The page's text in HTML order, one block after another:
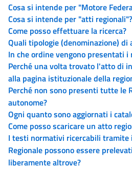
Cosa si intende per "Motore
Cosa si intende per "atti regionali"?
Come posso effettuare la ricerca?
Quali tipologie (denominazione)
In che ordine vengono presentati
Perché una volta trovato l'atto di
alla pagina istituzionale della
Perché non sono presenti tutte le
autonome?
Ogni quanto sono aggiornati i
Come posso scaricare un atto
I testi normativi ricercabili tramite
Regionale possono essere
liberamente altrove?